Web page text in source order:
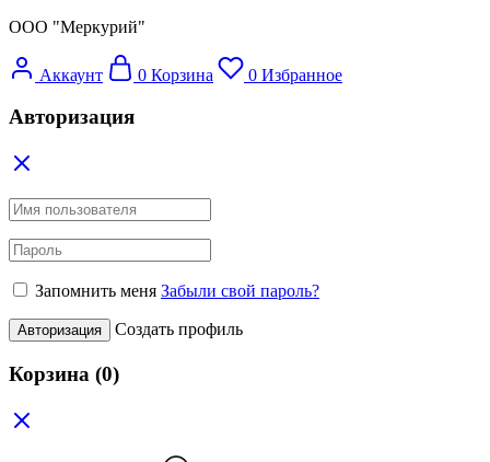
ООО "Меркурий"
Аккаунт 0 Корзина 0 Избранное
Авторизация
Запомнить меня Забыли свой пароль?
Авторизация Создать профиль
Корзина (0)